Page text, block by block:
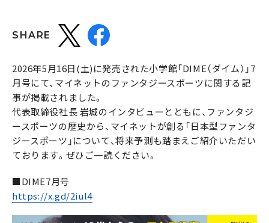
SHARE
2026年5月16日(土)に発売された小学館「DIME（ダイム）」7
月号にて、マイネットのファンタジースポーツに関する記
事が掲載されました。
代表取締役社長 岩城のインタビューとともに、ファンタジ
ースポーツの歴史から、マイネットが創る「日本型ファンタ
ジースポーツ」について、将来予測も踏まえご紹介いただい
ております。ぜひご一読ください。
■DIME7月号
https://x.gd/2iul4